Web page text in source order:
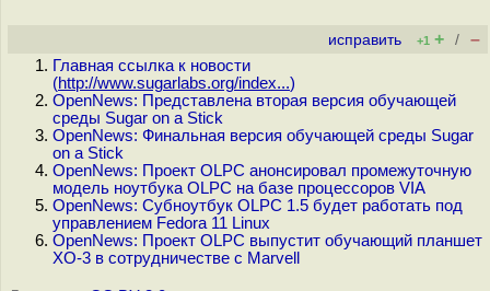
исправить +1 + / –
Главная ссылка к новости
(http://www.sugarlabs.org/index...)
OpenNews: Представлена вторая версия обучающей
среды Sugar on a Stick
OpenNews: Финальная версия обучающей среды Sugar
on a Stick
OpenNews: Проект OLPC анонсировал промежуточную
модель ноутбука OLPC на базе процессоров VIA
OpenNews: Субноутбук OLPC 1.5 будет работать под
управлением Fedora 11 Linux
OpenNews: Проект OLPC выпустит обучающий планшет
XO-3 в сотрудничестве с Marvell